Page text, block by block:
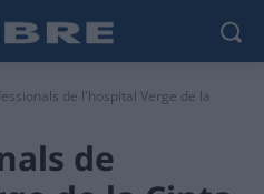
de l'hospital Verge de la
de